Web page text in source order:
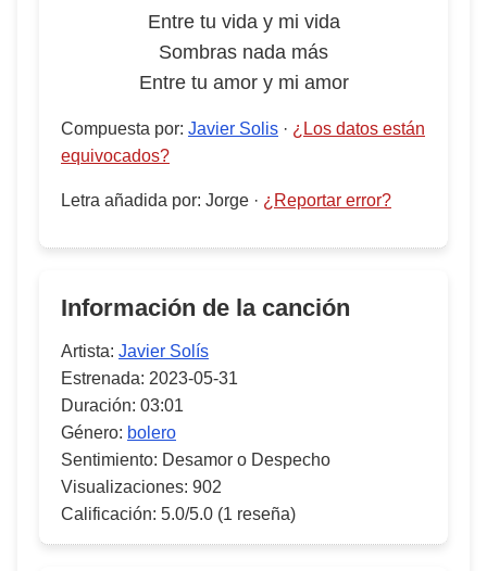
Entre tu vida y mi vida
Sombras nada más
Entre tu amor y mi amor
Compuesta por: Javier Solis · ¿Los datos están
equivocados?
Letra añadida por: Jorge · ¿Reportar error?
Información de la canción
Artista: Javier Solís
Estrenada: 2023-05-31
Duración: 03:01
Género: bolero
Sentimiento: Desamor o Despecho
Visualizaciones: 902
Calificación: 5.0/5.0 (1 reseña)